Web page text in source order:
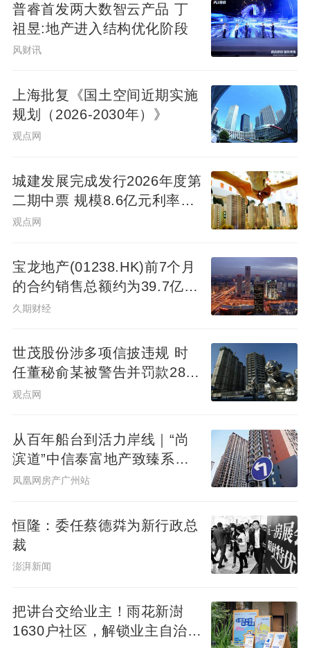
普睿首发两大数智云产品 丁
祖昱:地产进入结构优化阶段
风财讯
上海批复《国土空间近期实施
规划（2026-2030年）》
观点网
城建发展完成发行2026年度第
二期中票 规模8.6亿元利率
2.14%
观点网
宝龙地产(01238.HK)前7个月
的合约销售总额约为39.7亿元
同比减少7.78%
久期财经
世茂股份涉多项信披违规 时
任董秘俞某被警告并罚款280
万元
观点网
从百年船台到活力岸线｜“尚
滨道”中信泰富地产致臻系首
秀广州&广州滨江天地商业愿
凤凰网房产广州站
恒隆：委任蔡德粦为新行政总
裁
澎湃新闻
把讲台交给业主！雨花新澍
1630户社区，解锁业主自治社